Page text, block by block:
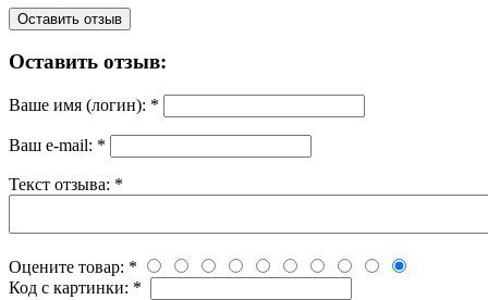
Оставить отзыв
Оставить отзыв:
Ваше имя (логин): *
Ваш e-mail: *
Текст отзыва: *
Оцените товар: *
Код с картинки: *